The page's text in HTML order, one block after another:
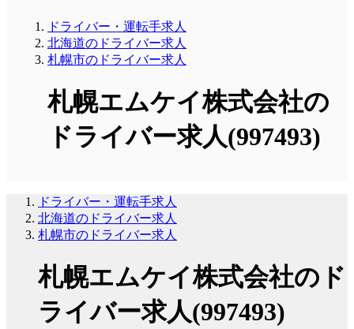
ドライバー・運転手求人
北海道のドライバー求人
札幌市のドライバー求人
札幌エムケイ株式会社の
ドライバー求人(997493)
ドライバー・運転手求人
北海道のドライバー求人
札幌市のドライバー求人
札幌エムケイ株式会社のド
ライバー求人(997493)